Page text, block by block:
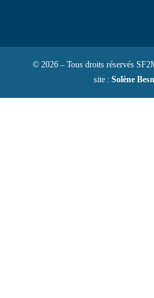
© 2026 – Tous droits réservés
site :Solène